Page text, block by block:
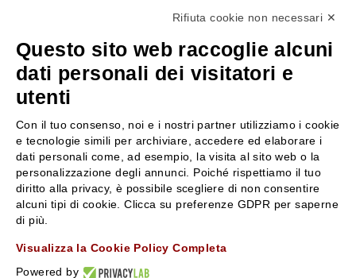
servizioclienti@rossiprofumi.it
SERVIZIO CLIENTI
Resi e rimborsi
Pagamenti
Spedizione
Condizioni generali di vendita
Privacy Policy
Chi siamo
Contattaci
Negozi
Attiva la Rossi Card
Lavora con noi
Rifiuta cookie non necessari ✕
Questo sito web raccoglie alcuni
dati personali dei visitatori e
utenti
Con il tuo consenso, noi e i nostri partner utilizziamo i cookie
e tecnologie simili per archiviare, accedere ed elaborare i
dati personali come, ad esempio, la visita al sito web o la
personalizzazione degli annunci. Poiché rispettiamo il tuo
diritto alla privacy, è possibile scegliere di non consentire
alcuni tipi di cookie. Clicca su preferenze GDPR per saperne
di più.
Visualizza la Cookie Policy Completa
Powered by